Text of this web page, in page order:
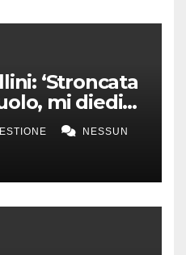
‘Stroncata
mi diedi
NESSUN